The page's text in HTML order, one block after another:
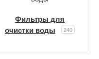
Фильтры для
очистки воды
240